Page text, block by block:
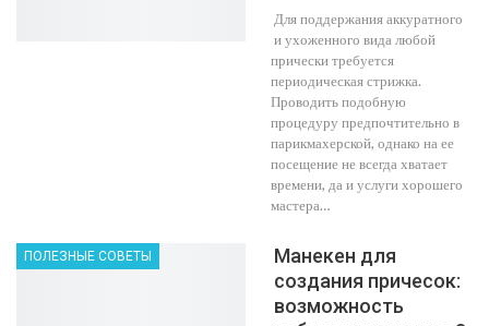
Для поддержания аккуратного
и ухоженного вида любой
прически требуется
периодическая стрижка.
Проводить подобную
процедуру предпочтительно в
парикмахерской, однако на ее
посещение не всегда хватает
времени, да и услуги хорошего
мастера…
ПОЛЕЗНЫЕ СОВЕТЫ
Манекен для
создания причесок:
возможность